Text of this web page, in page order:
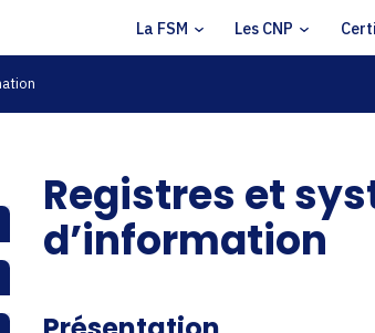
La FSM Les CNP
Registres et
d’information